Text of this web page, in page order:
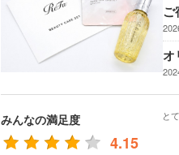
オ
みんなの満足度
4.15
と